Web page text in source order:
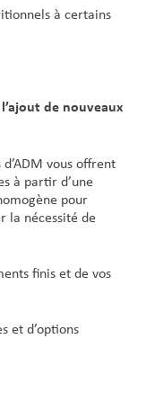
à certains
de nouveaux
vous offrent
à partir d’une
pour
la nécessité de
finis et de vos
et d’options